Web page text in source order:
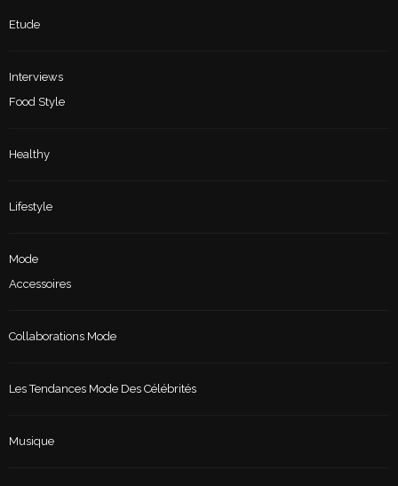
Etude
Interviews
Food Style
Healthy
Lifestyle
Mode
Accessoires
Collaborations Mode
Les Tendances Mode Des Célébrités
Musique